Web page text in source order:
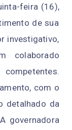
nta-feira (16),
nto de sua
r investigativo,
colaborado
competentes.
amento, com o
detalhado da
A governadora